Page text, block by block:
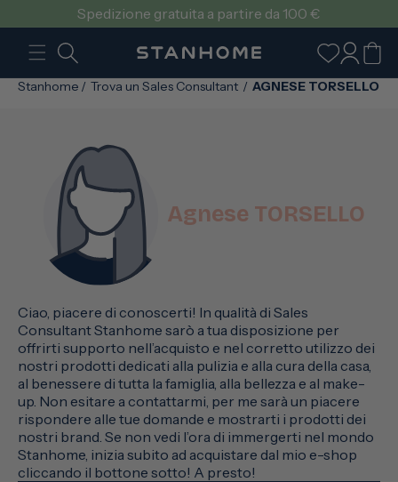
DIRETTAMENTESpedizione gratuita a partire da 100 €
Accedi
Carrello
Stanhome / Trova un Sales Consultant / AGNESE TORSELLO
Agnese TORSELLO
Ciao, piacere di conoscerti! In qualità di Sales
Consultant Stanhome sarò a tua disposizione per
offrirti supporto nell’acquisto e nel corretto utilizzo dei
nostri prodotti dedicati alla pulizia e alla cura della casa,
al benessere di tutta la famiglia, alla bellezza e al make-
up. Non esitare a contattarmi, per me sarà un piacere
rispondere alle tue domande e mostrarti i prodotti dei
nostri brand. Se non vedi l’ora di immergerti nel mondo
Stanhome, inizia subito ad acquistare dal mio e-shop
cliccando il bottone sotto! A presto!